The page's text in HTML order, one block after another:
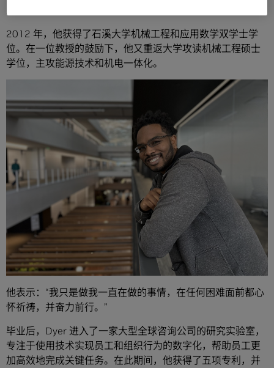
发掘了自己对机器人、无人机、编程和电子学的热爱。
2012 年，他获得了石溪大学机械工程和应用数学双学士学
位。在一位教授的鼓励下，他又重返大学攻读机械工程硕士
学位，主攻能源技术和机电一体化。
他表示：“我只是做我一直在做的事情，在任何困难面前都心
怀祈祷，并奋力前行。”
毕业后，Dyer 进入了一家大型全球咨询公司的研究实验室，
专注于使用技术实现员工和组织行为的数字化，帮助员工更
加高效地完成关键任务。在此期间，他获得了五项专利，并